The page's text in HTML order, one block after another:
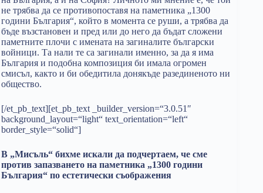
не трябва да се противопоставя на паметника „1300
години България“, който в момента се руши, а трябва да
бъде възстановен и пред или до него да бъдат сложени
паметните плочи с имената на загиналите български
войници. Та нали те са загинали именно, за да я има
България и подобна композиция би имала огромен
смисъл, както и би обедитила донякъде разединеното ни
общество.
[/et_pb_text][et_pb_text _builder_version=“3.0.51″
background_layout=“light“ text_orientation=“left“
border_style=“solid“]
В „Мисъль“ бихме искали да подчертаем, че сме
против запазването на паметника „1300 години
България“ по естетически съображения